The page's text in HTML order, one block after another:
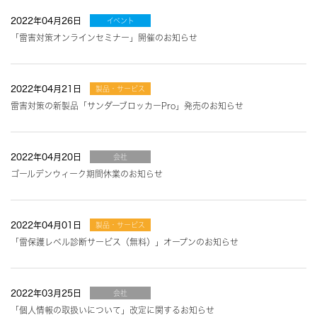
2022年04月26日 イベント
「雷害対策オンラインセミナー」開催のお知らせ
2022年04月21日 製品・サービス
雷害対策の新製品「サンダーブロッカーPro」発売のお知らせ
2022年04月20日 会社
ゴールデンウィーク期間休業のお知らせ
2022年04月01日 製品・サービス
「雷保護レベル診断サービス（無料）」オープンのお知らせ
2022年03月25日 会社
「個人情報の取扱いについて」改定に関するお知らせ